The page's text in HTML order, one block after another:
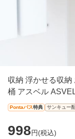
収納 浮かせる収納
桶 アスベル
Pontaパス特典 サンキュー
998円(税込)